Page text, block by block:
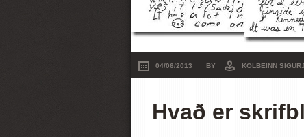
04/06/2013 BY KOLBEINN
Hvað er